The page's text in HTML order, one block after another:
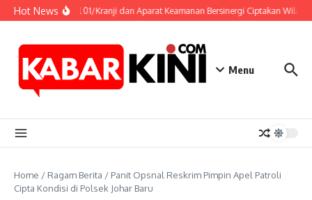
Skip to content
Hot NewsKoramil 01/Kranji dan Aparat Keamanan Bersinergi Ciptakan
Menu
Home / Ragam Berita / Panit Opsnal Reskrim Pimpin Apel Patroli
Cipta Kondisi di Polsek Johar Baru